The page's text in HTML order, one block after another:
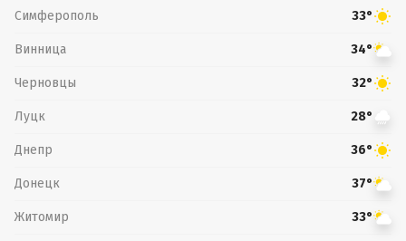
Симферополь 33°
Винница 34°
Черновцы 32°
Луцк 28°
Днепр 36°
Донецк 37°
Житомир 33°